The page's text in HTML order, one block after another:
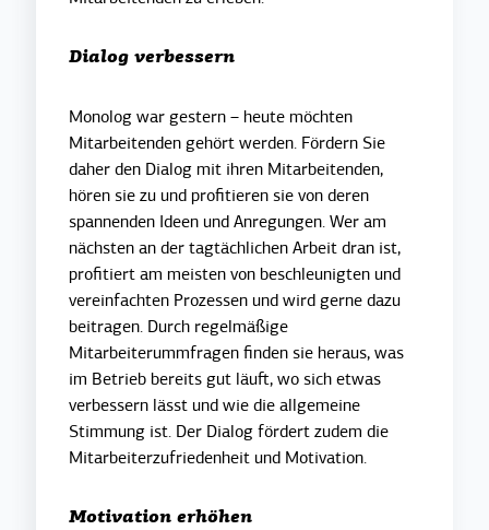
Dialog verbessern
Monolog war gestern – heute möchten
Mitarbeitenden gehört werden. Fördern Sie
daher den Dialog mit ihren Mitarbeitenden,
hören sie zu und profitieren sie von deren
spannenden Ideen und Anregungen. Wer am
nächsten an der tagtächlichen Arbeit dran ist,
profitiert am meisten von beschleunigten und
vereinfachten Prozessen und wird gerne dazu
beitragen. Durch regelmäßige
Mitarbeiterummfragen finden sie heraus, was
im Betrieb bereits gut läuft, wo sich etwas
verbessern lässt und wie die allgemeine
Stimmung ist. Der Dialog fördert zudem die
Mitarbeiterzufriedenheit und Motivation.
Motivation erhöhen